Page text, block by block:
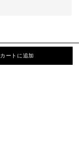
カートに追加